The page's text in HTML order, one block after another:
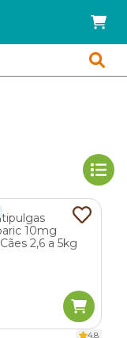
4.8